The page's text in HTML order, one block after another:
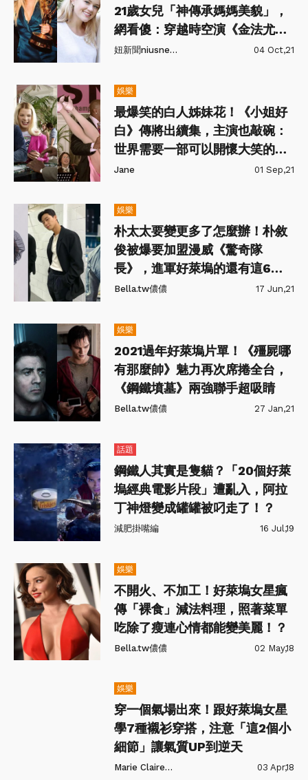
21歲女兒「神傳承媽媽美貌」，
網看傻：穿越時空演《金法尤
物》了
妞新聞niusnews 04 Oct,21
娛樂
最爆笑的白人姊妹花！《小姐好
白》傳將出續集，主演也敲碗：
世界需要一部可以開懷大笑的電
影！
Jane 01 Sep,21
娛樂
朴太太要變更多了怎麼辦！朴敘
俊被爆要加盟漫威《驚奇隊
長》，進軍好萊塢的還有這6位
韓星！
Bella.tw儂儂 17 Jun,21
娛樂
2021過年好萊塢片單！《殭屍哪
有那麼帥》魅力再次席捲全台，
《鋼鐵墳墓》兩強聯手超吸睛
Bella.tw儂儂 27 Jan,21
話題
鋼鐵人其實是隻貓？「20個好萊
塢經典電影片段」遭亂入，阿拉
丁神燈變成罐罐被叼走了！？
減肥掛嘴編 16 Jul,19
娛樂
不開火、不加工！好萊塢女星瘋
傳「裸食」減法料理，照著菜單
吃除了瘦連心情都能變美麗！？
Bella.tw儂儂 02 May,18
娛樂
穿一個氣場出來！跟好萊塢女星
學7種襯衫穿搭，注意「這2個小
細節」讓氣質UP到逆天
Marie Claire美麗佳人 03 Apr,18